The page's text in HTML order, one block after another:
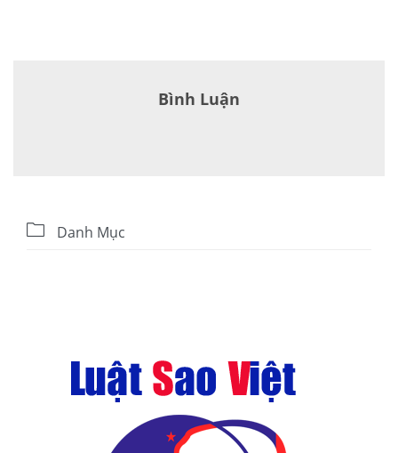
Bình Luận
 Danh Mục